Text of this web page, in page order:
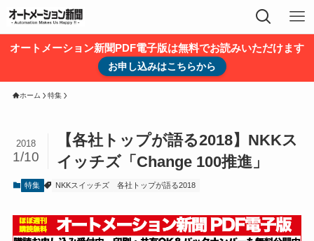
オートメーション新聞PDF電子版は無料でお読みいただけます
お申し込みはこちらから
ホーム 特集
【各社トップが語る2018】NKKス
イッチズ「Change 100推進」
2018
1/10
特集 NKKスイッチズ 各社トップが語る2018